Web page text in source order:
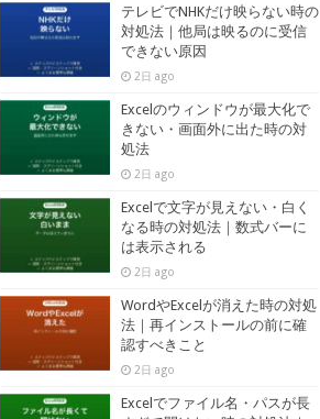
テレビでNHKだけ映らない時の
対処法｜他局は映るのに受信
できない原因
2日 ago
Excelのウィンドウが最大化で
きない・画面外に出た時の対
処法
2日 ago
Excelで文字が見えない・白く
なる時の対処法｜数式バーに
は表示される
2日 ago
WordやExcelが消えた時の対処
法｜再インストールの前に確
認すべきこと
2日 ago
Excelでファイル名・パスが長